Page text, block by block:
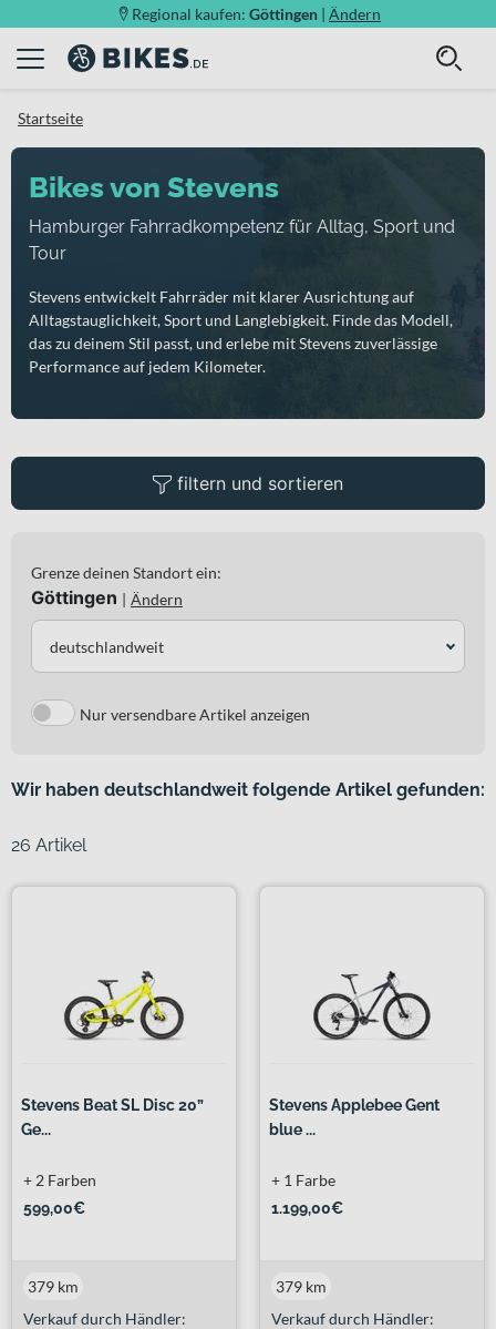
Regional kaufen: Göttingen | Ändern
Startseite
Bikes von Stevens
Hamburger Fahrradkompetenz für Alltag, Sport und
Tour
Stevens entwickelt Fahrräder mit klarer Ausrichtung auf
Alltagstauglichkeit, Sport und Langlebigkeit. Finde das Modell,
das zu deinem Stil passt, und erlebe mit Stevens zuverlässige
Performance auf jedem Kilometer.
filtern und sortieren
Grenze deinen Standort ein:
Göttingen | Ändern
deutschlandweit
Nur versendbare Artikel anzeigen
Wir haben deutschlandweit folgende Artikel gefunden:
26 Artikel
Stevens Beat SL Disc 20”
Ge...
599,00€
+ 2 Farben
Verkauf durch Händler:
379 km
Stevens Applebee Gent
blue ...
1.199,00€
+ 1 Farbe
Verkauf durch Händler:
379 km